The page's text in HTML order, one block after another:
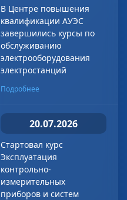
В Центре повышения
квалификации АУЭС
завершились курсы по
обслуживанию
электрооборудования
электростанций
Подробнее
20.07.2026
Стартовал курс
Эксплуатация
контрольно-
измерительных
приборов и систем